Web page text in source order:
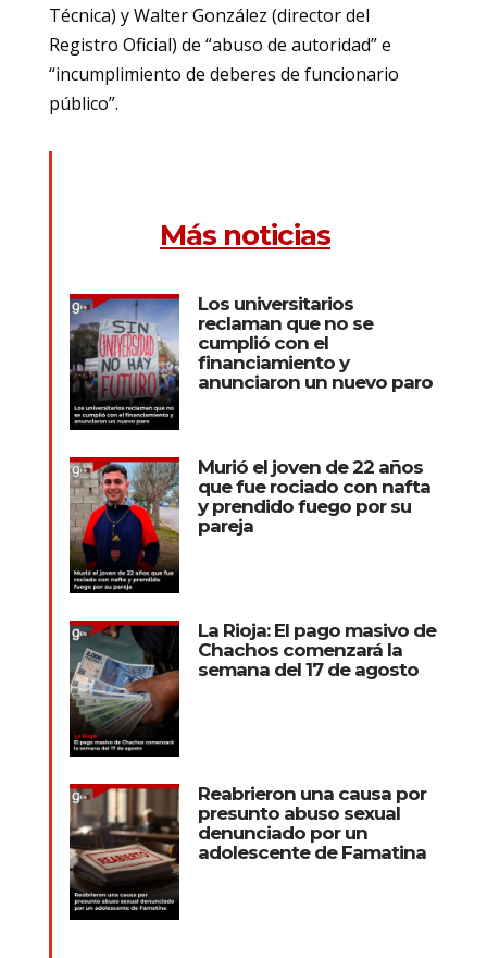
Técnica) y Walter González (director del
Registro Oficial) de “abuso de autoridad” e
“incumplimiento de deberes de funcionario
público”.
Más noticias
Los universitarios
reclaman que no se
cumplió con el
financiamiento y
anunciaron un nuevo paro
Murió el joven de 22 años
que fue rociado con nafta
y prendido fuego por su
pareja
La Rioja: El pago masivo de
Chachos comenzará la
semana del 17 de agosto
Reabrieron una causa por
presunto abuso sexual
denunciado por un
adolescente de Famatina